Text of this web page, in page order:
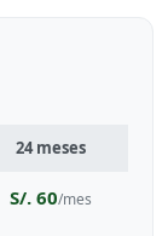
24 meses
S/. 60/mes